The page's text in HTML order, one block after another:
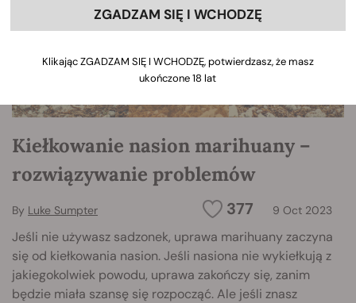
Kiełkowanie nasion marihuany –
rozwiązywanie problemów
377 9 Oct 2023
By Luke Sumpter
Jeśli nie używasz sadzonek, uprawa marihuany zaczyna
się od kiełkowania nasion. Jeśli nasiona nie wykiełkują z
jakiegokolwiek powodu, uprawa zakończy się, zanim
będzie miała szansę się rozpocząć. Ale jeśli znasz
ZGADZAM SIĘ I WCHODZĘ
Klikając ZGADZAM SIĘ I WCHODZĘ, potwierdzasz, że masz
ukończone 18 lat